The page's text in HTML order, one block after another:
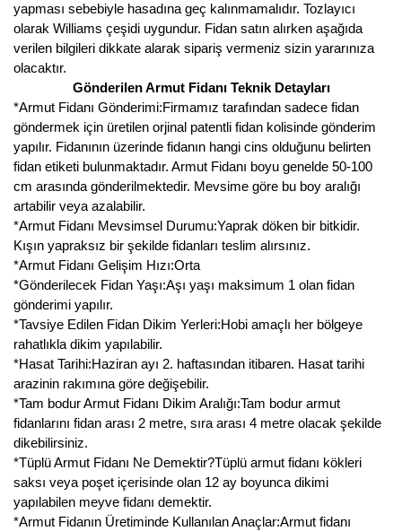
yapması sebebiyle hasadına geç kalınmamalıdır. Tozlayıcı
olarak Williams çeşidi uygundur. Fidan satın alırken aşağıda
verilen bilgileri dikkate alarak sipariş vermeniz sizin yararınıza
olacaktır.
Gönderilen Armut Fidanı Teknik Detayları
*Armut Fidanı Gönderimi:Firmamız tarafından sadece fidan
göndermek için üretilen orjinal patentli fidan kolisinde gönderim
yapılır. Fidanının üzerinde fidanın hangi cins olduğunu belirten
fidan etiketi bulunmaktadır. Armut Fidanı boyu genelde 50-100
cm arasında gönderilmektedir. Mevsime göre bu boy aralığı
artabilir veya azalabilir.
*Armut Fidanı Mevsimsel Durumu:Yaprak döken bir bitkidir.
Kışın yapraksız bir şekilde fidanları teslim alırsınız.
*Armut Fidanı Gelişim Hızı:Orta
*Gönderilecek Fidan Yaşı:Aşı yaşı maksimum 1 olan fidan
gönderimi yapılır.
*Tavsiye Edilen Fidan Dikim Yerleri:Hobi amaçlı her bölgeye
rahatlıkla dikim yapılabilir.
*Hasat Tarihi:Haziran ayı 2. haftasından itibaren. Hasat tarihi
arazinin rakımına göre değişebilir.
*Tam bodur Armut Fidanı Dikim Aralığı:Tam bodur armut
fidanlarını fidan arası 2 metre, sıra arası 4 metre olacak şekilde
dikebilirsiniz.
*Tüplü Armut Fidanı Ne Demektir?Tüplü armut fidanı kökleri
saksı veya poşet içerisinde olan 12 ay boyunca dikimi
yapılabilen meyve fidanı demektir.
*Armut Fidanın Üretiminde Kullanılan Anaçlar:Armut fidanı